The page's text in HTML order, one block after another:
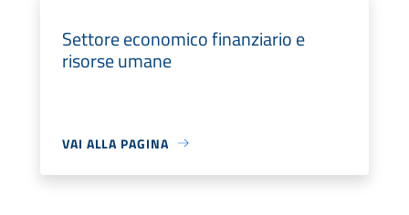
Settore economico finanziario e
risorse umane
VAI ALLA PAGINA